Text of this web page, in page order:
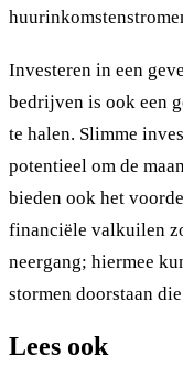
Investeren in een
bedrijven is ook een
te halen. Slimme
potentieel om de
bieden ook het
financiële valkuilen
neergang; hiermee
stormen doorstaan
Lees ook